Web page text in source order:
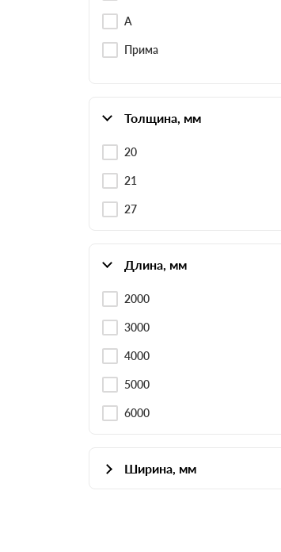
А
Прима
Толщина, мм
20
21
27
Длина, мм
2000
3000
4000
5000
6000
Ширина, мм